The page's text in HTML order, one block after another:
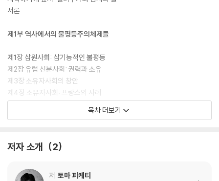
서론
제1부 역사에서의 불평등주의체제들
제1장 삼원사회: 삼기능적인 불평등
제2장 유럽 신분사회: 권력과 소유
제3장 소유자사회의 창안
제4장 소유자사회: 프랑스의 사례
제5장 소유자사회: 유럽의 궤적
제6장 노예제사회: 극단적 불평등
제8장 삼원사회와 식민주의: 인도의 사례
목차 더보기
저자 소개 2
저 토마 피케티